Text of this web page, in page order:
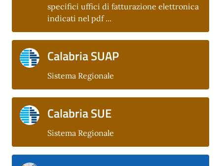
specifici uffici di fatturazione elettronica
indicati nel pdf ...
Calabria SUAP
Sistema Regionale
Calabria SUE
Sistema Regionale